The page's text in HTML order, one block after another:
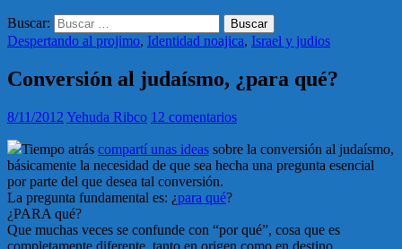
Buscar:
Despertando al projimo, Identidad noajica, Israel y judios
Conversión al judaísmo, ¿para qué?
8/11/2012 Yehuda Ribco 12 comentarios
Tiempo atrás compartí unas ideas sobre la conversión al judaísmo,
básicamente la necesidad de que sea hecha una pregunta esencial
por parte del que desea tal conversión.
La pregunta fundamental es: ¿para qué?
¿PARA qué?
Que muchas veces se confunde con “por qué”, cosa que es
completamente diferente, tanto en origen como en destino.